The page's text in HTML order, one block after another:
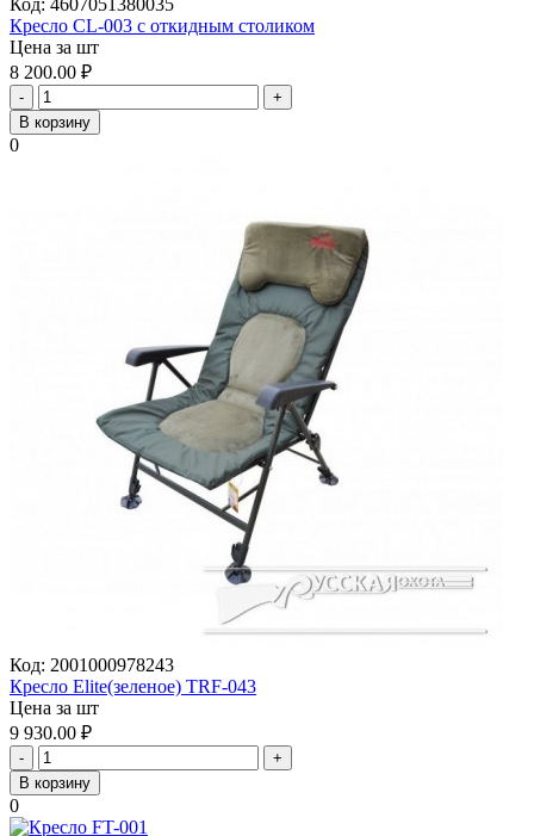
Кресло CL-003 с откидным столиком
Цена за шт
8 200.00 ₽
-
+
В корзину
0
Код: 2001000978243
Кресло Elite(зеленое) TRF-043
Цена за шт
9 930.00 ₽
-
+
В корзину
0